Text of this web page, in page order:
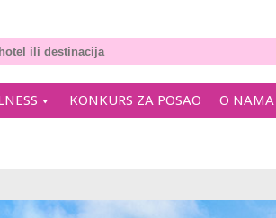
KONKURS ZA POSAO O NAMA